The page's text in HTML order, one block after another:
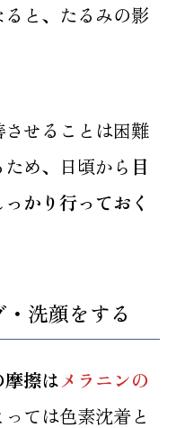
と、たるみの影
せることは困難
め、日頃から 目
かり行っておく
洗顔をする
擦はメラニンの
ては色素沈着と